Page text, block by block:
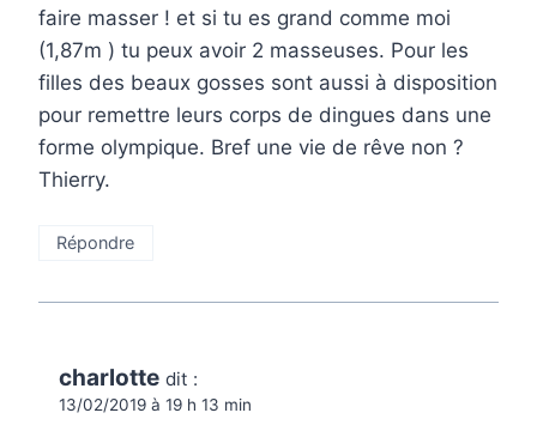
faire masser ! et si tu es grand comme moi
(1,87m ) tu peux avoir 2 masseuses. Pour les
filles des beaux gosses sont aussi à disposition
pour remettre leurs corps de dingues dans une
forme olympique. Bref une vie de rêve non ?
Thierry.
Répondre
charlotte dit :
13/02/2019 à 19 h 13 min